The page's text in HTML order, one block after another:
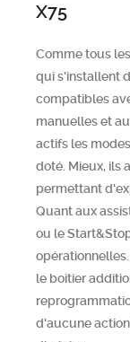
X75
Comme tous
qui s'installent
compatibles
manuelles et
actifs les
doté. Mieux, ils
permettant
Quant aux
ou le
le boitier
d'aucune